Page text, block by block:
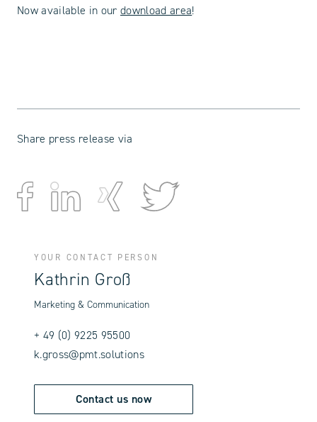
Now available in our download area!
Share press release via
YOUR CONTACT PERSON
Kathrin Groß
Marketing & Communication
+ 49 (0) 9225 95500
k.gross@pmt.solutions
Contact us now